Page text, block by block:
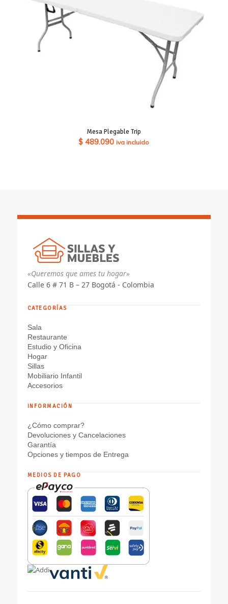
Mesa Plegable Trip
$ 489.090 iva incluido
«Queremos que ames tu hogar»
Calle 6 # 71 B – 27 Bogotá - Colombia
CATEGORÍAS
Sala
Restaurante
Estudio y Oficina
Hogar
Sillas
Mobiliario Infantil
Accesorios
INFORMACIÓN
¿Cómo comprar?
Devoluciones y Cancelaciones
Garantía
Opciones y tiempos de Entrega
MEDIOS DE PAGO